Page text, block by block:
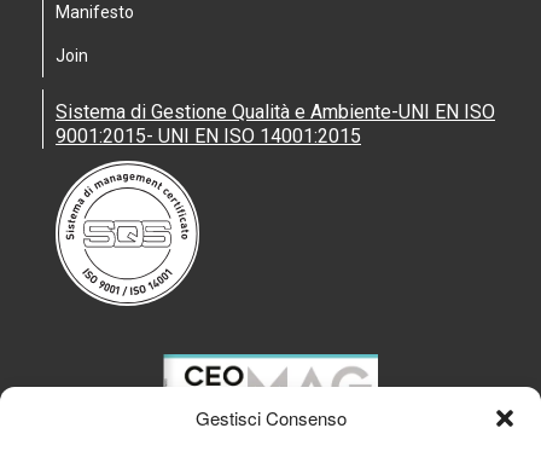
Gestisci Consenso
Manifesto
Join
Sistema di Gestione Qualità e Ambiente-UNI EN ISO
9001:2015- UNI EN ISO 14001:2015